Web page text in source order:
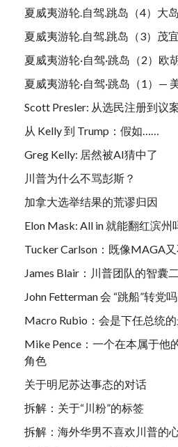
夏威夷游轮.自驾.跳岛（4）大岛
夏威夷游轮.自驾.跳岛（3）茂
夏威夷游轮·自驾·跳岛（2）欧
夏威夷游轮·自驾·跳岛（1）—
Scott Presler: 从选民注册到议
从 Kelly 到 Trump：假如……
Greg Kelly: 居然被AI猜中了
川普为什么不骂彭斯？
加拿大选举结果的荒谬归因
Elon Mask: All in 就能翻红滨州
Tucker Carlson：既像MAGA
James Blair：川普团队的智囊
John Fetterman 会 “跳船”转党吗
Macro Rubio：会是下任总统
Mike Pence：一个在本属于他
角色
关于明尼苏达事态的对话
拆解：关于“川粉”的标签
拆解：海外华男不喜欢川普的